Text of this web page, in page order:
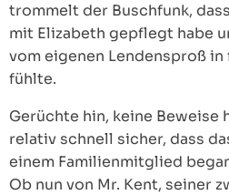
trommelt der Buschfunk,
mit Elizabeth gepflegt habe
vom eigenen Lendensproß
fühlte.
Gerüchte hin, keine Beweise
relativ schnell sicher, dass
einem Familienmitglied
Ob nun von Mr. Kent, seiner